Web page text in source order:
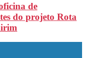
de
do projeto Rota